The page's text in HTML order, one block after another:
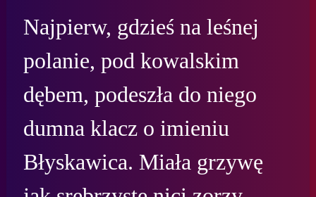
Najpierw, gdzieś na leśnej
polanie, pod kowalskim
dębem, podeszła do niego
dumna klacz o imieniu
Błyskawica. Miała grzywę